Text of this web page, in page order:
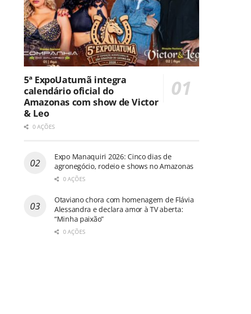
5ª ExpoUatumã integra
calendário oficial do
Amazonas com show de Victor
& Leo
0 AÇÕES
Expo Manaquiri 2026: Cinco dias de
agronegócio, rodeio e shows no Amazonas
0 AÇÕES
Otaviano chora com homenagem de Flávia
Alessandra e declara amor à TV aberta:
“Minha paixão”
0 AÇÕES